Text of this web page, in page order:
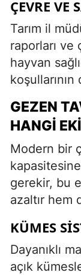
ÇEVRE VE
Tarım il
raporları
hayvan
GEZEN
HANGI
Modern bir
gerekir, bu
azaltır hem
KÜMES
Dayanıklı
açık